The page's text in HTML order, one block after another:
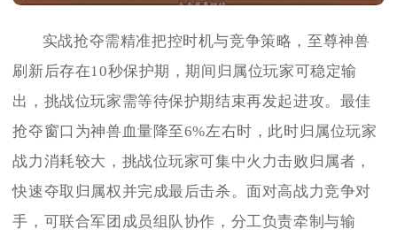
实战抢夺需精准把控时机与竞争策略，至尊神兽
刷新后存在10秒保护期，期间归属位玩家可稳定输
出，挑战位玩家需等待保护期结束再发起进攻。最佳
抢夺窗口为神兽血量降至6%左右时，此时归属位玩家
战力消耗较大，挑战位玩家可集中火力击败归属者，
快速夺取归属权并完成最后击杀。面对高战力竞争对
手，可联合军团成员组队协作，分工负责牵制与输